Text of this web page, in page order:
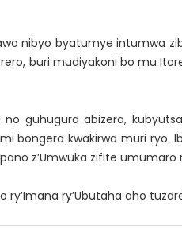
nibyo byatumye intumwa
buri mudiyakoni bo mu
guhugura abizera,
bongera kwakirwa muri
z’Umwuka zifite
ry’Ubutaha aho